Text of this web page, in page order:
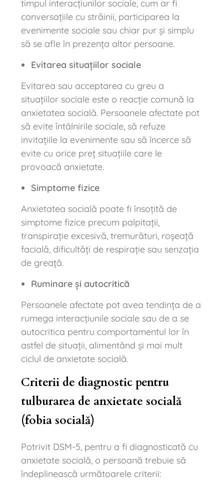
timpul interacțiunilor sociale, cum ar fi
conversațiile cu străinii, participarea la
evenimente sociale sau chiar pur și simplu
să se afle în prezența altor persoane.
Evitarea situațiilor sociale
Evitarea sau acceptarea cu greu a
situațiilor sociale este o reacție comună la
anxietatea socială. Persoanele afectate pot
să evite întâlnirile sociale, să refuze
invitațiile la evenimente sau să încerce să
evite cu orice preț situațiile care le
provoacă anxietate.
Simptome fizice
Anxietatea socială poate fi însoțită de
simptome fizice precum palpitații,
transpirație excesivă, tremurături, roșeață
facială, dificultăți de respirație sau senzația
de greață.
Ruminare și autocritică
Persoanele afectate pot avea tendința de a
rumega interacțiunile sociale sau de a se
autocritica pentru comportamentul lor în
astfel de situații, alimentând și mai mult
ciclul de anxietate socială.
Criterii de diagnostic pentru
tulburarea de anxietate socială
(fobia socială)
Potrivit DSM-5, pentru a fi diagnosticată cu
anxietate socială, o persoană trebuie să
îndeplinească următoarele criterii: